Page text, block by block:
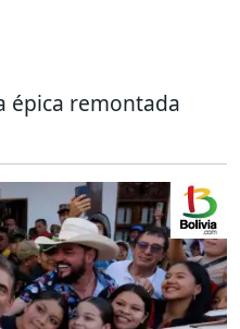
épica remontada